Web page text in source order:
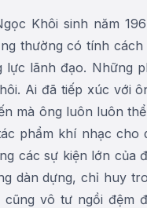
Khôi sinh năm
thường có tính
lực lãnh đạo. Những
Ai đã tiếp xúc với
mà ông luôn luôn
phẩm khí nhạc cho
các sự kiện lớn của
dàn dựng, chỉ huy
cũng vô tư ngồi đệm